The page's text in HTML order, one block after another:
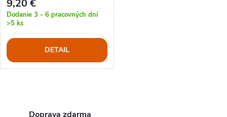
9,20 €
Dodanie 3 - 6 pracovných dní
>5 ks
DETAIL
Doprava zdarma